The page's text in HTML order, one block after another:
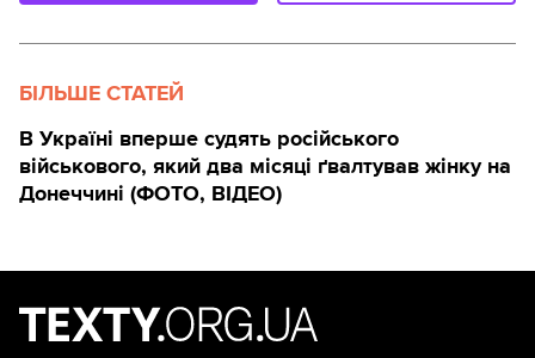
БІЛЬШЕ СТАТЕЙ
В Україні вперше судять російського
військового, який два місяці ґвалтував жінку на
Донеччині (ФОТО, ВІДЕО)